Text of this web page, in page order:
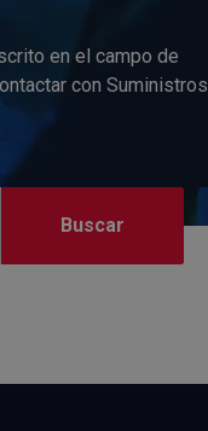
en el campo de
con Suministros